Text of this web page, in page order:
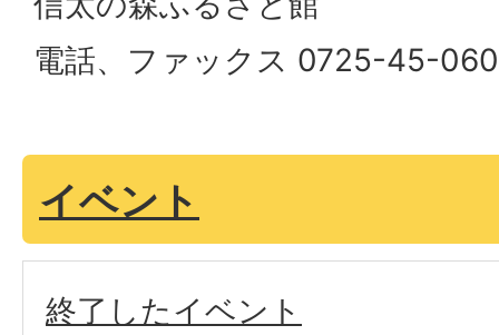
電話、ファックス 0725-45-
イベント
終了したイベント